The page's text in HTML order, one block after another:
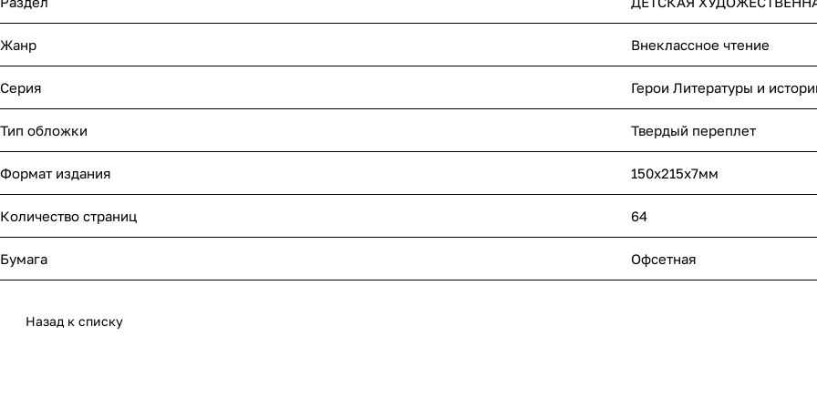
Жанр Внеклассное чтение
Серия Герои Литературы и
Тип обложки Твердый переплет
Формат издания 150х215х7мм
Количество страниц 64
Бумага Офсетная
Назад к списку